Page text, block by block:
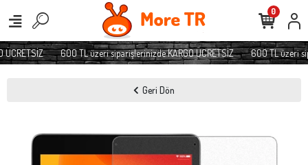
600 TL üzeri siparişlerinizde KARGO ÜCRETSİZ 600 TL üzeri
0
Geri Dön